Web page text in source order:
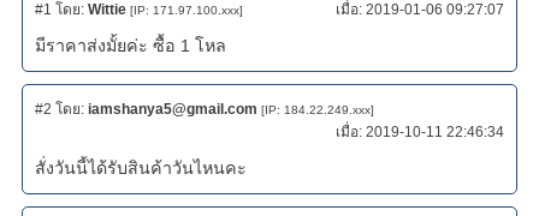
#1 โดย: Wittie [IP: 171.97.100.xxx] เมื่อ:2019-01-06 09:27:07
มีราคาส่งมั้ยค่ะ ซื้อ 1 โหล
#2 โดย: iamshanya5@gmail.com [IP: 184.22.249.xxx]
เมื่อ:2019-10-11 22:46:34
สั่งวันนี้ได้รับสินค้าวันไหนคะ